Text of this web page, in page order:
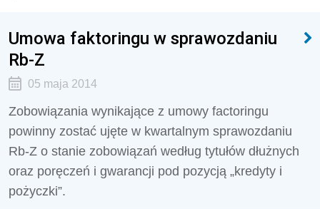
Umowa faktoringu w sprawozdaniu
Rb-Z
05 maja 2014
Zobowiązania wynikające z umowy factoringu
powinny zostać ujęte w kwartalnym sprawozdaniu
Rb-Z o stanie zobowiązań według tytułów dłużnych
oraz poręczeń i gwarancji pod pozycją „kredyty i
pożyczki”.